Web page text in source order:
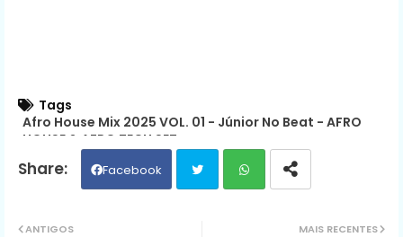
Tags
Afro House Mix 2025 VOL. 01 - Júnior No Beat - AFRO
HOUSE & AFRO TECH SET
Facebook
MAIS RECENTES
ANTIGOS